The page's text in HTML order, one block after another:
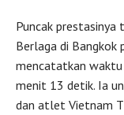
Puncak prestasinya
Berlaga di Bangkok
mencatatkan waktu
menit 13 detik. Ia
dan atlet Vietnam